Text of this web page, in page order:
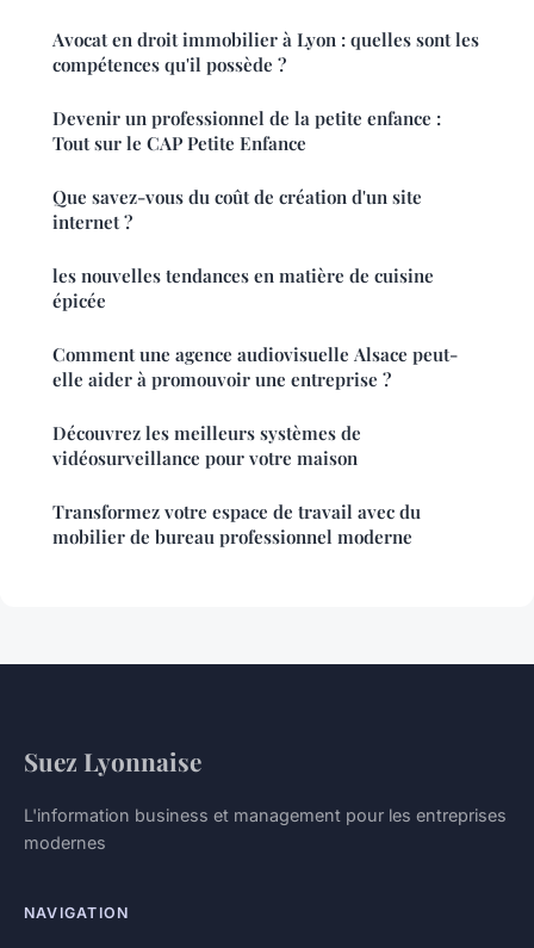
Avocat en droit immobilier à Lyon : quelles sont les
compétences qu'il possède ?
Devenir un professionnel de la petite enfance :
Tout sur le CAP Petite Enfance
Que savez-vous du coût de création d'un site
internet ?
les nouvelles tendances en matière de cuisine
épicée
Comment une agence audiovisuelle Alsace peut-
elle aider à promouvoir une entreprise ?
Découvrez les meilleurs systèmes de
vidéosurveillance pour votre maison
Transformez votre espace de travail avec du
mobilier de bureau professionnel moderne
Suez Lyonnaise
L'information business et management pour les entreprises
modernes
NAVIGATION